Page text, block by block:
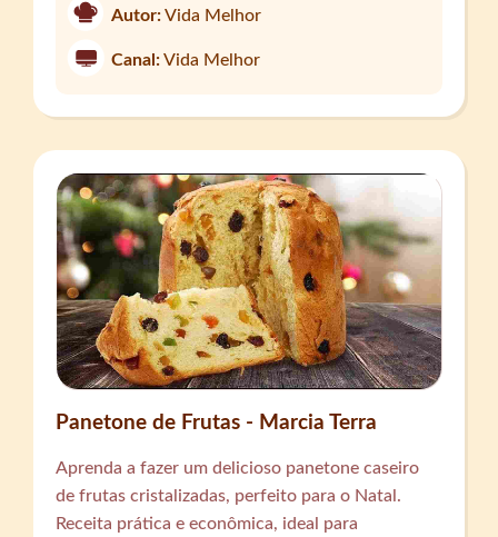
Autor:Vida Melhor
Canal:Vida Melhor
Panetone de Frutas - Marcia Terra
Aprenda a fazer um delicioso panetone caseiro
de frutas cristalizadas, perfeito para o Natal.
Receita prática e econômica, ideal para